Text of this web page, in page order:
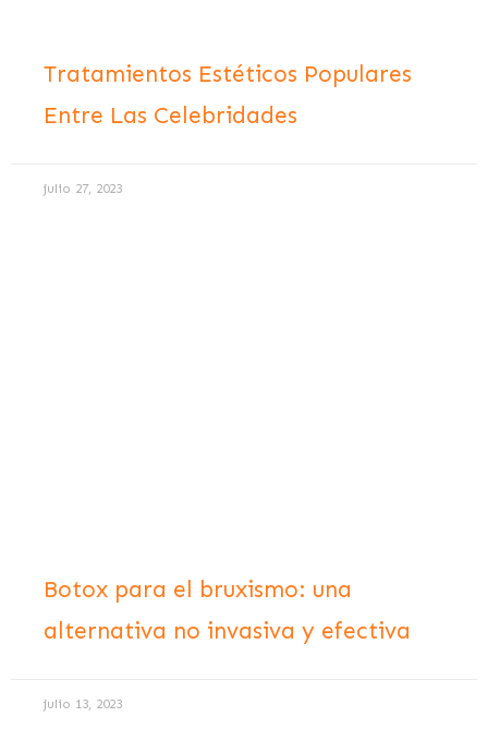
Tratamientos Estéticos Populares
Entre Las Celebridades
julio 27, 2023
Botox para el bruxismo: una
alternativa no invasiva y efectiva
julio 13, 2023